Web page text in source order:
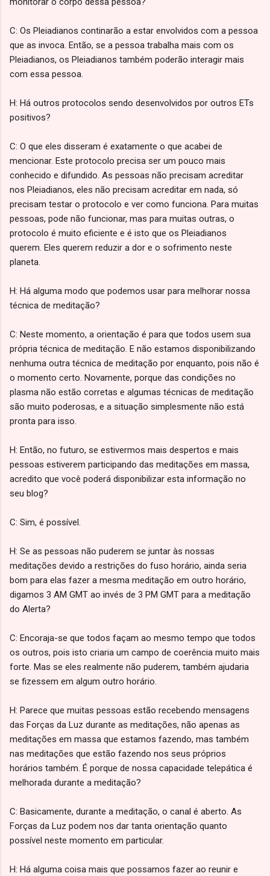
C: Os Pleiadianos continarão a estar envolvidos com a pessoa
que as invoca. Então, se a pessoa trabalha mais com os
Pleiadianos, os Pleiadianos também poderão interagir mais
com essa pessoa.
H: Há outros protocolos sendo desenvolvidos por outros ETs
positivos?
C: O que eles disseram é exatamente o que acabei de
mencionar. Este protocolo precisa ser um pouco mais
conhecido e difundido. As pessoas não precisam acreditar
nos Pleiadianos, eles não precisam acreditar em nada, só
precisam testar o protocolo e ver como funciona. Para muitas
pessoas, pode não funcionar, mas para muitas outras, o
protocolo é muito eficiente e é isto que os Pleiadianos
querem. Eles querem reduzir a dor e o sofrimento neste
planeta.
H: Há alguma modo que podemos usar para melhorar nossa
técnica de meditação?
C: Neste momento, a orientação é para que todos usem sua
própria técnica de meditação. E não estamos disponibilizando
nenhuma outra técnica de meditação por enquanto, pois não é
o momento certo. Novamente, porque das condições no
plasma não estão corretas e algumas técnicas de meditação
são muito poderosas, e a situação simplesmente não está
pronta para isso.
H: Então, no futuro, se estivermos mais despertos e mais
pessoas estiverem participando das meditações em massa,
acredito que você poderá disponibilizar esta informação no
seu blog?
C: Sim, é possível.
H: Se as pessoas não puderem se juntar às nossas
meditações devido a restrições do fuso horário, ainda seria
bom para elas fazer a mesma meditação em outro horário,
digamos 3 AM GMT ao invés de 3 PM GMT para a meditação
do Alerta?
C: Encoraja-se que todos façam ao mesmo tempo que todos
os outros, pois isto criaria um campo de coerência muito mais
forte. Mas se eles realmente não puderem, também ajudaria
se fizessem em algum outro horário.
H: Parece que muitas pessoas estão recebendo mensagens
das Forças da Luz durante as meditações, não apenas as
meditações em massa que estamos fazendo, mas também
nas meditações que estão fazendo nos seus próprios
horários também. É porque de nossa capacidade telepática é
melhorada durante a meditação?
C: Basicamente, durante a meditação, o canal é aberto. As
Forças da Luz podem nos dar tanta orientação quanto
possível neste momento em particular.
H: Há alguma coisa mais que possamos fazer ao reunir e